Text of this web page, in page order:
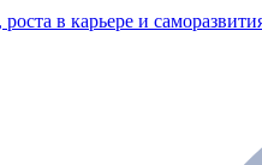
в карьере и